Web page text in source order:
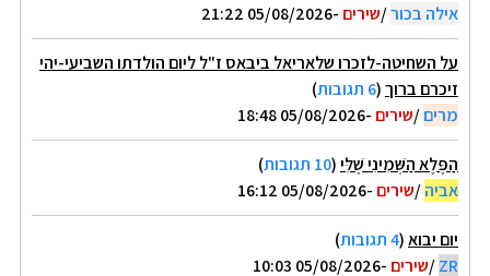
אילה בכור/שירים -05/08/2026 21:22
על השחיטה-לזכרו שלאריאל ביבאס ז"ל ליום הולדתו השביעי-יהי
זיכרם ברוך(6 תגובות
)
מרים/שירים -05/08/2026 18:48
הַפֶּלֶא הַשְּׁמִינִי שֶׁלִּי(10 תגובות
)
אביה/שירים -05/08/2026 16:12
יום יבוא(4 תגובות
)
ZR
/שירים -05/08/2026 10:03